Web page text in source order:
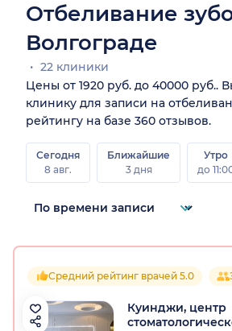
Отбеливание
Волгограде
22 клиники
Цены от 1920 руб. до 40000 руб..
клинику для записи на
рейтингу на базе 360 отзывов.
Сегодня
8 авг.
Ближайшие
3 дня
Утро
до
Средний рейтинг врачей 5.0
Куинджи, центр